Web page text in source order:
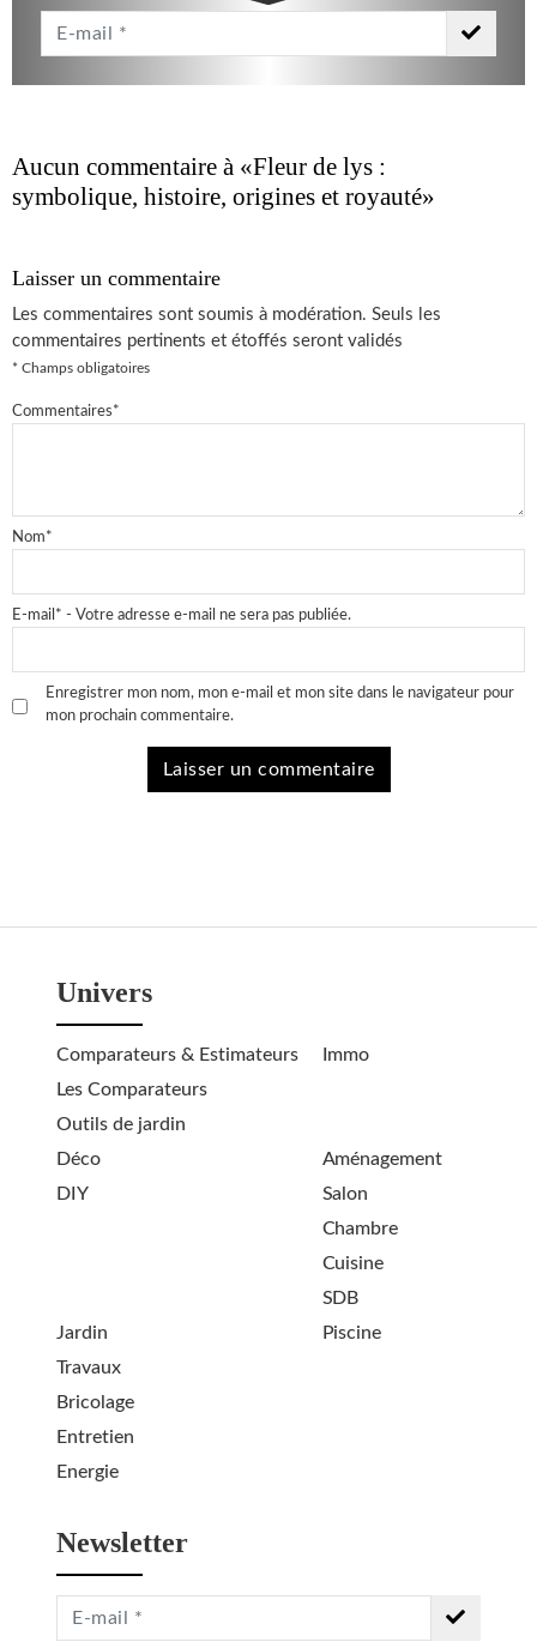
Email
Aucun commentaire à «Fleur de lys :
symbolique, histoire, origines et royauté»
Laisser un commentaire
Les commentaires sont soumis à modération. Seuls les
commentaires pertinents et étoffés seront validés
* Champs obligatoires
Commentaires*
Nom*
E-mail * - Votre adresse e-mail ne sera pas publiée.
Enregistrer mon nom, mon e-mail et mon site dans le navigateur pour
mon prochain commentaire.
Univers
Comparateurs & Estimateurs
Les Comparateurs
Outils de jardin
Immo
Déco
DIY
Aménagement
Salon
Chambre
Cuisine
SDB
Jardin
Piscine
Travaux
Bricolage
Entretien
Energie
Newsletter